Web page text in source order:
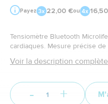
Payez 22,00 €ou
Tensiomètre Bluetooth
cardiaques. Mesure précise
Voir la description complète
- +